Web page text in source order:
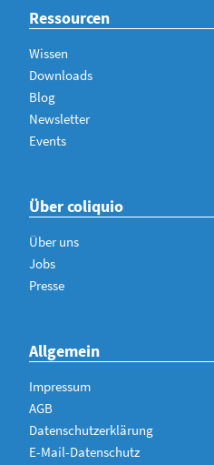
Ressourcen
Wissen
Downloads
Blog
Newsletter
Events
Über coliquio
Über uns
Jobs
Presse
Allgemein
Impressum
AGB
Datenschutzerklärung
E-Mail-Datenschutz